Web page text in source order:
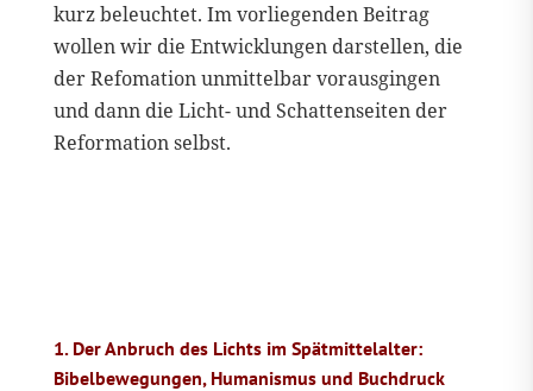
kurz beleuchtet. Im vorliegenden Beitrag
wollen wir die Entwicklungen darstellen, die
der Refomation unmittelbar vorausgingen
und dann die Licht- und Schattenseiten der
Reformation selbst.
1. Der Anbruch des Lichts im Spätmittelalter:
Bibelbewegungen, Humanismus und Buchdruck